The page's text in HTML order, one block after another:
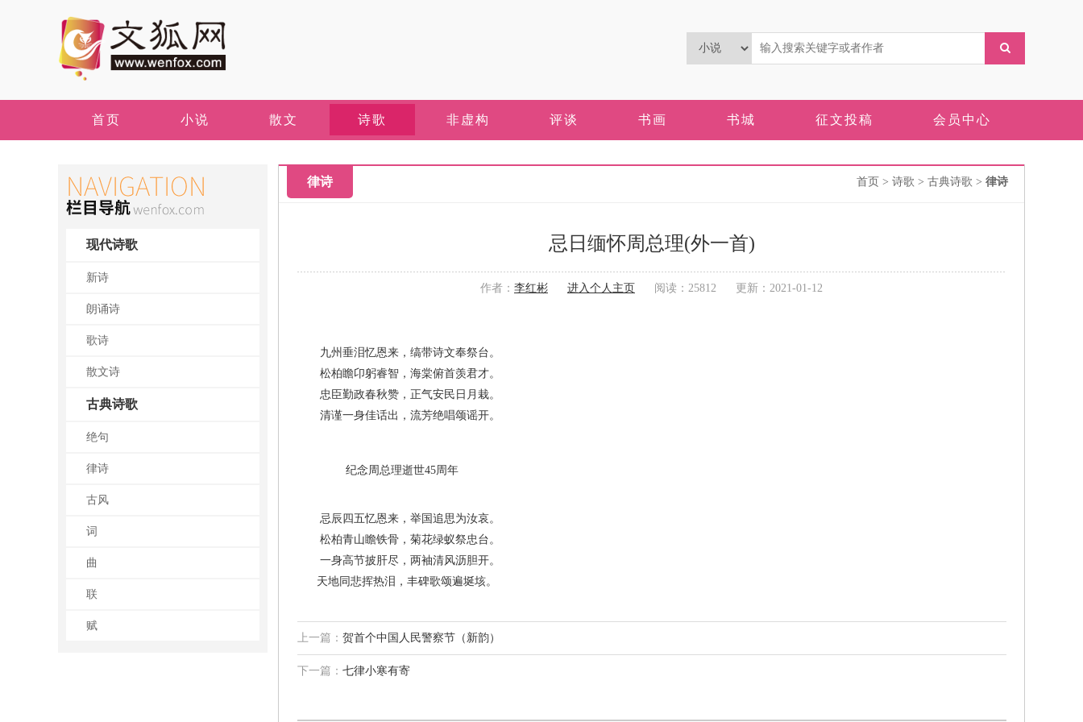
首页 小说 散文 诗歌 非虚构 评谈 书画 书城 征文投稿 会员中心
现代诗歌
新诗
朗诵诗
歌诗
散文诗
古典诗歌
绝句
律诗
古风
词
曲
联
赋
律诗 首页 > 诗歌 > 古典诗歌 > 律诗
忌日缅怀周总理(外一首)
作者： 李红彬 进入个人主页 阅读：25812 更新：2021-01-12
九州垂泪忆恩来，缟带诗文奉祭台。
松柏瞻卬躬睿智，海棠俯首羡君才。
忠臣勤政春秋赞，正气安民日月栽。
清谨一身佳话出，流芳绝唱颂谣开。
纪念周总理逝世45周年
忌辰四五忆恩来，举国追思为汝哀。
松柏青山瞻铁骨，菊花绿蚁祭忠台。
一身高节披肝尽，两袖清风沥胆开。
天地同悲挥热泪，丰碑歌颂遍埏垓。
上一篇： 贺首个中国人民警察节（新韵）
下一篇： 七律小寒有寄